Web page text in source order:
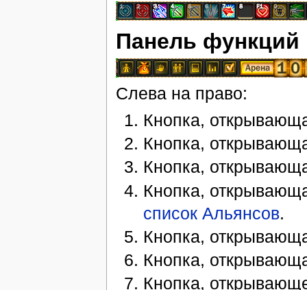
Панель функций
Слева на право:
Кнопка,
Кнопка,
Кнопка,
Кнопка,
список Альянсов.
Кнопка,
Кнопка,
Кнопка,